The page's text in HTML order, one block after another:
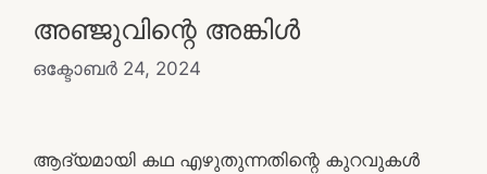
അഞ്ജുവിന്റെ അങ്കിൾ
ഒക്ടോബർ 24, 2024
ആദ്യമായി കഥ എഴുതുന്നതിന്റെ കുറവുകൾ